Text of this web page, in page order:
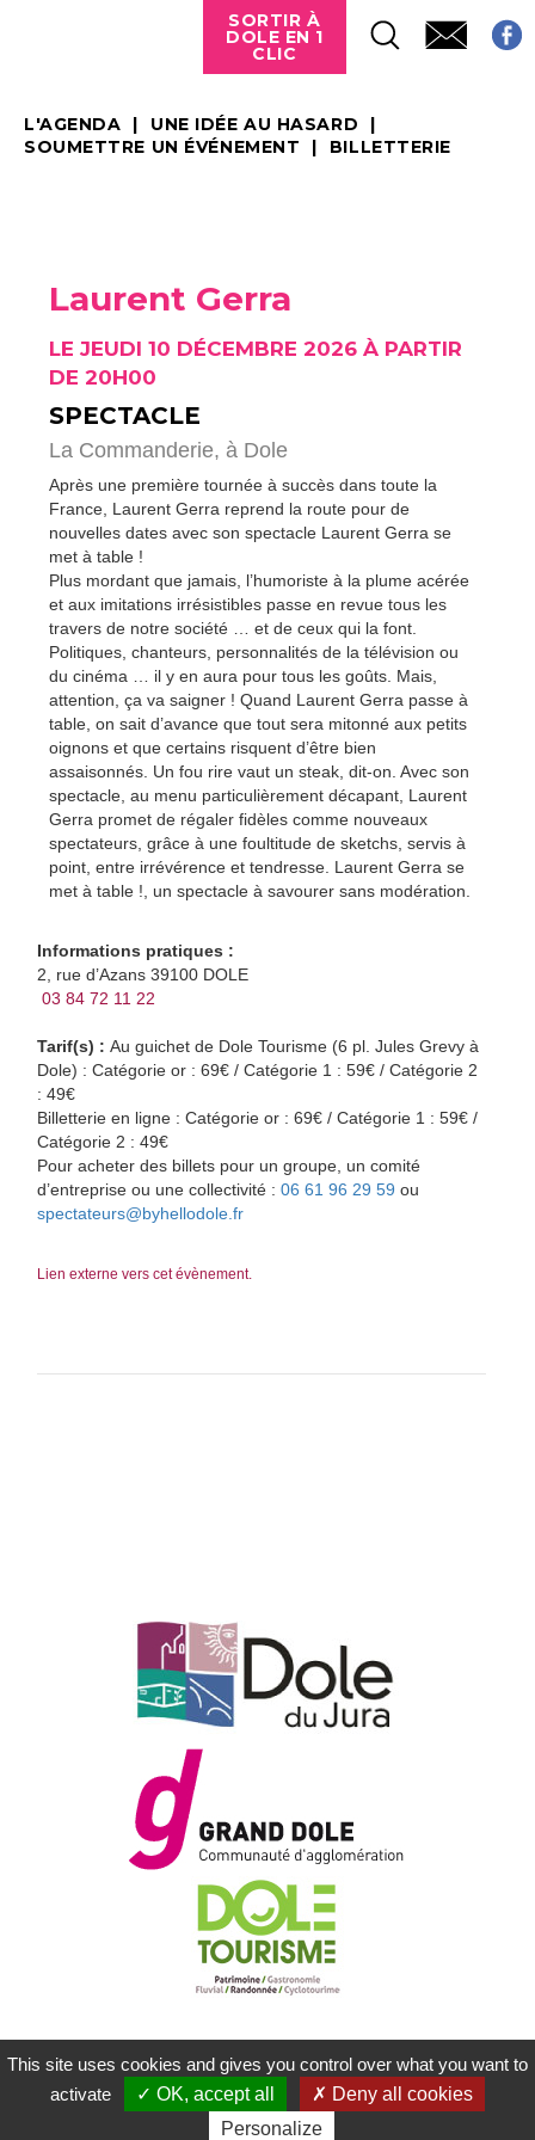
SORTIR À
DOLE EN 1
CLIC
L'AGENDA
UNE IDÉE AU HASARD
SOUMETTRE UN ÉVÉNEMENT
BILLETTERIE
Laurent Gerra
LE JEUDI 10 DÉCEMBRE 2026 À PARTIR
DE 20H00
SPECTACLE
La Commanderie, à Dole
Après une première tournée à succès dans toute la
France, Laurent Gerra reprend la route pour de
nouvelles dates avec son spectacle Laurent Gerra se
met à table !
Plus mordant que jamais, l’humoriste à la plume acérée
et aux imitations irrésistibles passe en revue tous les
travers de notre société … et de ceux qui la font.
Politiques, chanteurs, personnalités de la télévision ou
du cinéma … il y en aura pour tous les goûts. Mais,
attention, ça va saigner ! Quand Laurent Gerra passe à
table, on sait d’avance que tout sera mitonné aux petits
oignons et que certains risquent d’être bien
assaisonnés. Un fou rire vaut un steak, dit-on. Avec son
spectacle, au menu particulièrement décapant, Laurent
Gerra promet de régaler fidèles comme nouveaux
spectateurs, grâce à une foultitude de sketchs, servis à
point, entre irrévérence et tendresse. Laurent Gerra se
met à table !, un spectacle à savourer sans modération.
Informations pratiques :
2, rue d’Azans 39100 DOLE
03 84 72 11 22
Tarif(s) : Au guichet de Dole Tourisme (6 pl. Jules Grevy à
Dole) : Catégorie or : 69€ / Catégorie 1 : 59€ / Catégorie 2
: 49€
Billetterie en ligne : Catégorie or : 69€ / Catégorie 1 : 59€ /
Catégorie 2 : 49€
Pour acheter des billets pour un groupe, un comité
d’entreprise ou une collectivité : 06 61 96 29 59 ou
spectateurs@byhellodole.fr
Lien externe vers cet évènement.
MENTIONS LÉGALES
PLAN DU SITE
CONTACTEZ-NOUS
RÉALISATION KOREDGE
This site uses cookies and gives you control over what you want to
activate
OK, accept all
Deny all cookies
Personalize